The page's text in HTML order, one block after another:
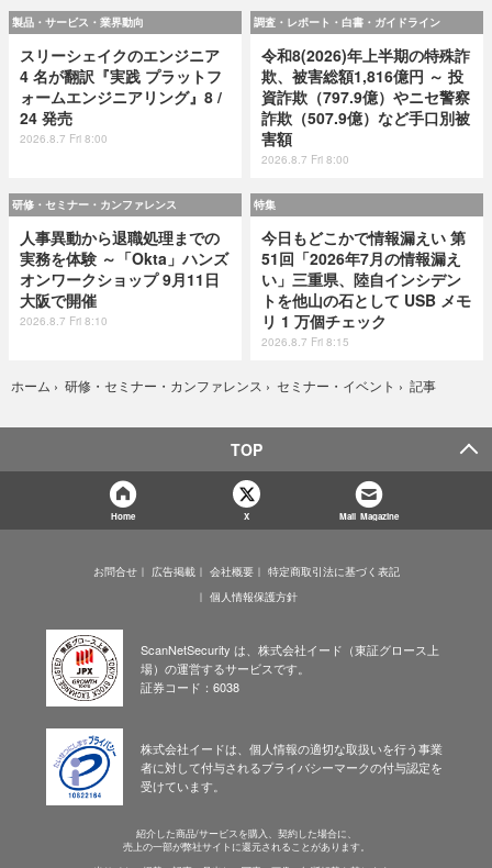
製品・サービス・業界動向
スリーシェイクのエンジニア
4 名が翻訳『実践 プラットフ
ォームエンジニアリング』8 /
24 発売
2026.8.7 Fri 8:00
調査・レポート・白書・ガイドライン
令和8(2026)年上半期の特殊詐
欺、被害総額1,816億円 ～ 投
資詐欺（797.9億）やニセ警察
詐欺（507.9億）など手口別被
害額
2026.8.7 Fri 8:00
研修・セミナー・カンファレンス
人事異動から退職処理までの
実務を体験 ～「Okta」ハンズ
オンワークショップ 9月11日
大阪で開催
2026.8.7 Fri 8:10
特集
今日もどこかで情報漏えい 第
51回「2026年7月の情報漏え
い」三重県、陸自インシデン
トを他山の石として USB メモ
リ 1 万個チェック
2026.8.7 Fri 8:15
ホーム › 研修・セミナー・カンファレンス › セミナー・イベント › 記事
TOP
Home X Mail Magazine
お問合せ 広告掲載 会社概要
特定商取引法に基づく表記
個人情報保護方針
ScanNetSecurity は、株式会社イード（東証グロース上
場）の運営するサービスです。
証券コード：6038
株式会社イードは、個人情報の適切な取扱いを行う事業
者に対して付与されるプライバシーマークの付与認定を
受けています。
紹介した商品/サービスを購入、契約した場合に、
売上の一部が弊社サイトに還元されることがあります。